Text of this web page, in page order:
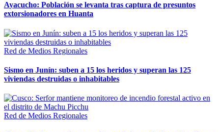
Ayacucho: Población se levanta tras captura de presuntos
extorsionadores en Huanta
Red de Medios Regionales
Sismo en Junín: suben a 15 los heridos y superan las 125
viviendas destruidas o inhabitables
Red de Medios Regionales